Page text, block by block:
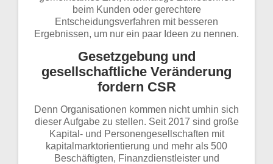
beim Kunden oder gerechtere
Entscheidungsverfahren mit besseren
Ergebnissen, um nur ein paar Ideen zu nennen.
Gesetzgebung und
gesellschaftliche Veränderung
fordern CSR
Denn Organisationen kommen nicht umhin sich
dieser Aufgabe zu stellen. Seit 2017 sind große
Kapital- und Personengesellschaften mit
kapitalmarktorientierung und mehr als 500
Beschäftigten, Finanzdienstleister und